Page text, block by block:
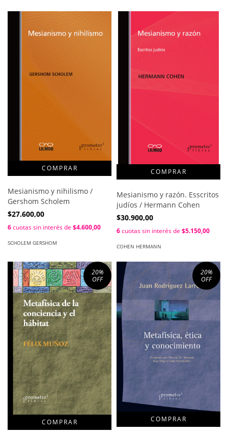
Mesianismo y nihilismo /
Gershom Scholem
$27.600,00
6cuotas sin interés de $4.600,00
SCHOLEM GERSHOM
Mesianismo y razón. Esscritos
judíos / Hermann Cohen
$30.900,00
6cuotas sin interés de $5.150,00
COHEN HERMANN
20%
OFF
20%
OFF